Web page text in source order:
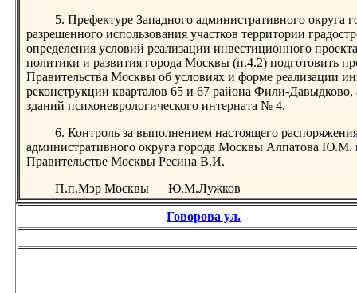
5. Префектуре Западного административного округа
разрешенного использования участков территории
определения условий реализации инвестиционного
политики и развития города Москвы (п.4.2) подготовить
Правительства Москвы об условиях и форме реализации
реконструкции кварталов 65 и 67 района Фили-Давыдково,
зданий психоневрологического интерната № 4.
6. Контроль за выполнением настоящего
административного округа города Москвы Алпатова Ю.М.
Правительстве Москвы Ресина В.И.
П.п.Мэр Москвы Ю.М.Лужков
Говорова ул.